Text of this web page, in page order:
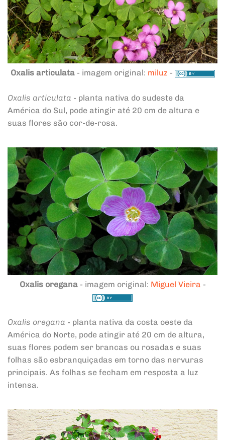
Oxalis articulata- imagem original: miluz -
Oxalis articulata - planta nativa do sudeste da
América do Sul, pode atingir até 20 cm de altura e
suas flores são cor-de-rosa.
Oxalis oregana- imagem original: Miguel Vieira -
Oxalis oregana - planta nativa da costa oeste da
América do Norte, pode atingir até 20 cm de altura,
suas flores podem ser brancas ou rosadas e suas
folhas são esbranquiçadas em torno das nervuras
principais. As folhas se fecham em resposta a luz
intensa.